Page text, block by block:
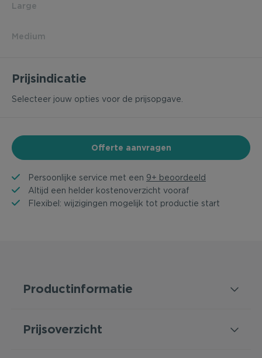
Large
Medium
Prijsindicatie
Selecteer jouw opties voor de prijsopgave.
Offerte aanvragen
Persoonlijke service met een 9+ beoordeeld
Altijd een helder kostenoverzicht vooraf
Flexibel: wijzigingen mogelijk tot productie start
Productinformatie
Prijsoverzicht